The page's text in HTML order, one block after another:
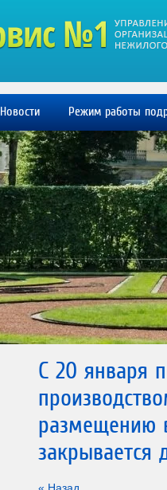
Новости Режим работы
С 20 января
размещению
закрывается